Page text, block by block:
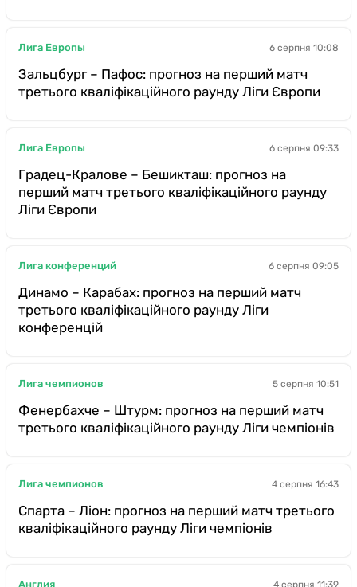
Лига Европы 6 серпня 10:08
Зальцбург – Пафос: прогноз на перший матч
третього кваліфікаційного раунду Ліги Європи
Лига Европы 6 серпня 09:33
Градец-Кралове – Бешикташ: прогноз на
перший матч третього кваліфікаційного раунду
Ліги Європи
Лига конференций 6 серпня 09:05
Динамо – Карабах: прогноз на перший матч
третього кваліфікаційного раунду Ліги
конференцій
Лига чемпионов 5 серпня 10:51
Фенербахче – Штурм: прогноз на перший матч
третього кваліфікаційного раунду Ліги чемпіонів
Лига чемпионов 4 серпня 16:43
Спарта – Ліон: прогноз на перший матч третього
кваліфікаційного раунду Ліги чемпіонів
Англия 4 серпня 11:39